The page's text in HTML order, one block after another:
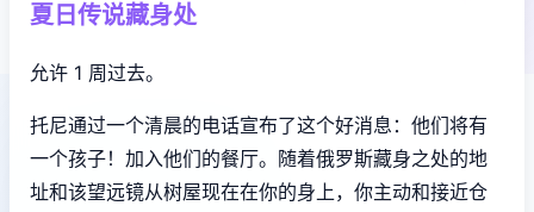
夏日传说藏身处
允许 1 周过去。
托尼通过一个清晨的电话宣布了这个好消息：他们将有
一个孩子！加入他们的餐厅。随着俄罗斯藏身之处的地
址和该望远镜从树屋现在在你的身上，你主动和接近仓